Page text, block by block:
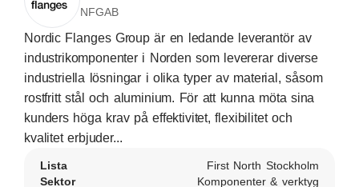
NFGAB
Nordic Flanges Group är en ledande leverantör av
industrikomponenter i Norden som levererar diverse
industriella lösningar i olika typer av material, såsom
rostfritt stål och aluminium. För att kunna möta sina
kunders höga krav på effektivitet, flexibilitet och
kvalitet erbjuder...
Lista
First North Stockholm
Sektor
Komponenter & verktyg